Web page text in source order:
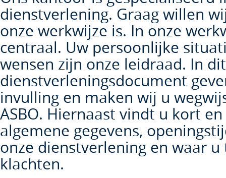
dienstverlening. Graag willen
onze werkwijze is. In onze
centraal. Uw persoonlijke
wensen zijn onze leidraad. In dit
dienstverleningsdocument
invulling en maken wij u
ASBO. Hiernaast vindt u kort
algemene gegevens,
onze dienstverlening en waar
klachten.